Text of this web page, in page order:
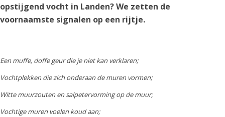
opstijgend vocht in Landen? We zetten de
voornaamste signalen op een rijtje.
Een muffe, doffe geur die je niet kan verklaren;
Vochtplekken die zich onderaan de muren vormen;
Witte muurzouten en salpetervorming op de muur;
Vochtige muren voelen koud aan;